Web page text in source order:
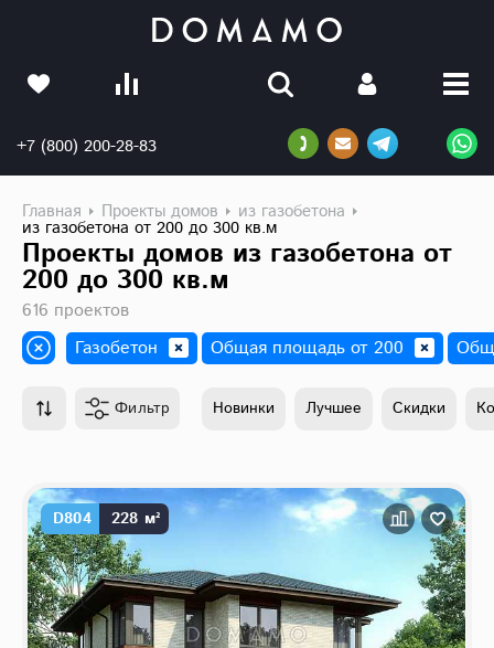
+7 (800) 200-28-83
Главная Проекты домов из газобетона
из газобетона от 200 до 300 кв.м
Проекты домов из газобетона от
200 до 300 кв.м
616 проектов
Газобетон
Общая площадь от 200
Фильтр Новинки Лучшее Скидки
D804 228 м²